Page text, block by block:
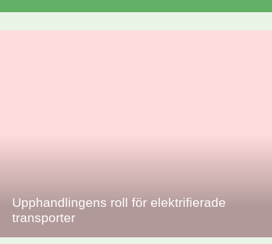
Upphandlingens roll för elektrifierade
transporter